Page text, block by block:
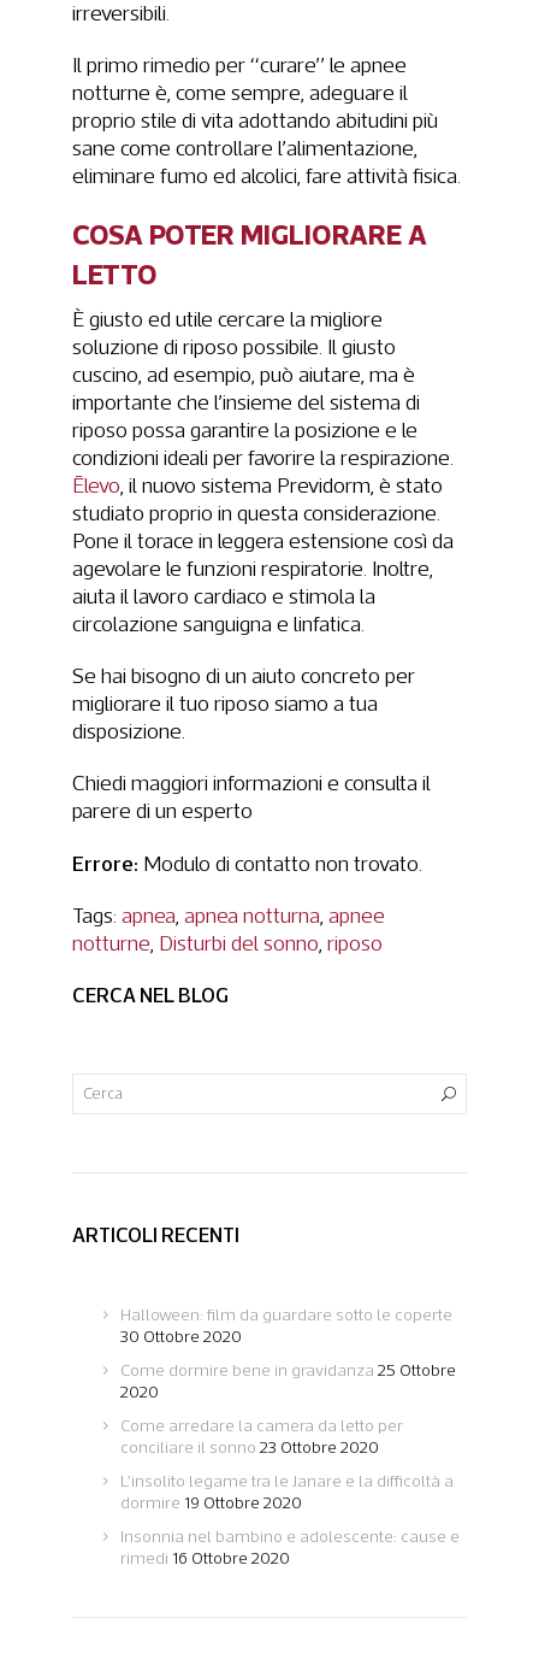
irreversibili.
Il primo rimedio per “curare” le apnee
notturne è, come sempre, adeguare il
proprio stile di vita adottando abitudini più
sane come controllare l’alimentazione,
eliminare fumo ed alcolici, fare attività fisica.
COSA POTER MIGLIORARE A
LETTO
È giusto ed utile cercare la migliore
soluzione di riposo possibile. Il giusto
cuscino, ad esempio, può aiutare, ma è
importante che l’insieme del sistema di
riposo possa garantire la posizione e le
condizioni ideali per favorire la respirazione.
Ēlevo, il nuovo sistema Previdorm, è stato
studiato proprio in questa considerazione.
Pone il torace in leggera estensione così da
agevolare le funzioni respiratorie. Inoltre,
aiuta il lavoro cardiaco e stimola la
circolazione sanguigna e linfatica.
Se hai bisogno di un aiuto concreto per
migliorare il tuo riposo siamo a tua
disposizione.
Chiedi maggiori informazioni e consulta il
parere di un esperto
Errore: Modulo di contatto non trovato.
Tags: apnea, apnea notturna, apnee
notturne, Disturbi del sonno, riposo
CERCA NEL BLOG
ARTICOLI RECENTI
Halloween: film da guardare sotto le coperte
30 Ottobre 2020
Come dormire bene in gravidanza 25 Ottobre
2020
Come arredare la camera da letto per
conciliare il sonno 23 Ottobre 2020
L’insolito legame tra le Janare e la difficoltà a
dormire 19 Ottobre 2020
Insonnia nel bambino e adolescente: cause e
rimedi 16 Ottobre 2020